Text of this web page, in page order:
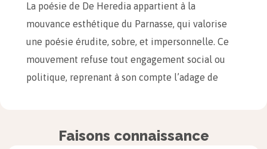
La poésie de De Heredia appartient à la
mouvance esthétique du Parnasse, qui valorise
une poésie érudite, sobre, et impersonnelle. Ce
mouvement refuse tout engagement social ou
politique, reprenant à son compte l’adage de
scène, qui se sert des mots pour peindre de
Faisons connaissance